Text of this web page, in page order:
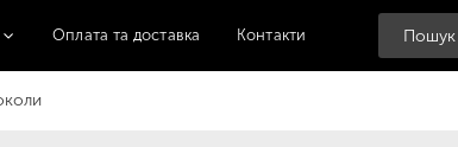
Оплата та доставка Контакти